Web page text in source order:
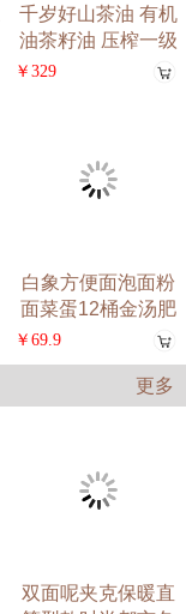
千岁好山茶油 有机
油茶籽油 压榨一级
￥329
白象方便面泡面粉
面菜蛋12桶金汤肥
￥69.9
更多
双面呢夹克保暖直